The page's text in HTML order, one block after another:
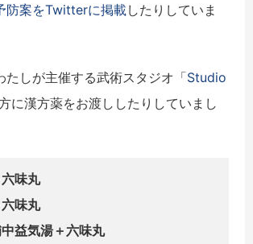
防案をTwitterに掲載したりしていま
たしが主催する武術スタジオ「Studio
に漢方薬をお渡ししたりしていまし
味丸
味丸
益気湯＋六味丸